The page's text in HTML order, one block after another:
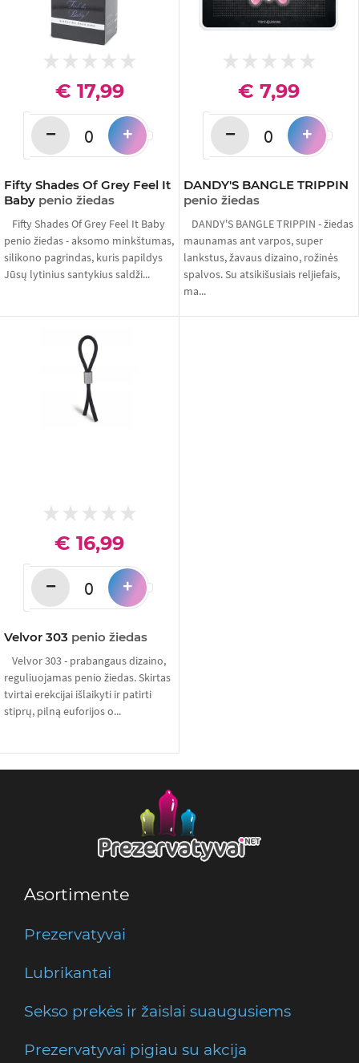
Fifty Shades Of Grey Feel It
Baby penio žiedas
€ 17,99
− +
Fifty Shades Of Grey Feel It Baby
penio žiedas - aksomo minkštumas,
silikono pagrindas, kuris papildys
Jūsų lytinius santykius saldži...
DANDY'S BANGLE TRIPPIN
penio žiedas
€ 7,99
− +
DANDY'S BANGLE TRIPPIN - žiedas
maunamas ant varpos, super
lankstus, žavaus dizaino, rožinės
spalvos. Su atsikišusiais reljiefais,
ma...
Velvor 303 penio žiedas
€ 16,99
− +
Velvor 303 - prabangaus dizaino,
reguliuojamas penio žiedas. Skirtas
tvirtai erekcijai išlaikyti ir patirti
stiprų, pilną euforijos o...
Asortimente
Prezervatyvai
Lubrikantai
Sekso prekės ir žaislai suaugusiems
Prezervatyvai pigiau su akcija